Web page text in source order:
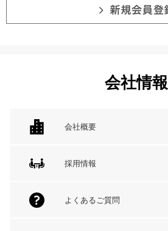
会社情報
会社概要
採用情報
よくあるご質問